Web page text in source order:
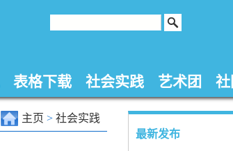
表格下载 社会实践 艺术团
主页 > 社会实践
最新发布